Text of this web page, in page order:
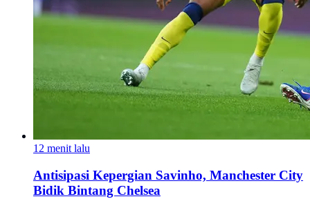
12 menit lalu
Antisipasi Kepergian Savinho, Manchester City
Bidik Bintang Chelsea